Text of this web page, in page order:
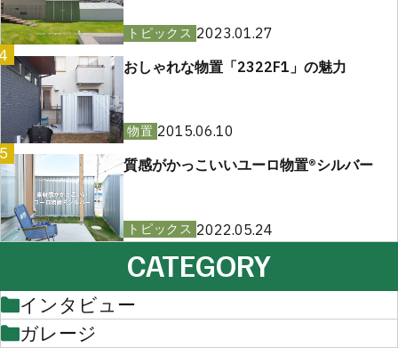
トピックス 2023.01.27
おしゃれな物置「2322F1」の魅力
物置 2015.06.10
質感がかっこいいユーロ物置®︎シルバー
トピックス 2022.05.24
CATEGORY
インタビュー
ガレージ